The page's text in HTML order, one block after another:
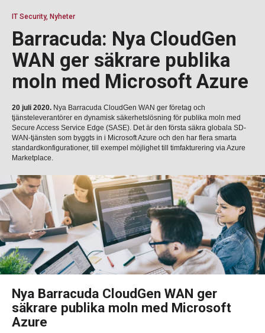
IT Security, Nyheter
Barracuda: Nya CloudGen
WAN ger säkrare publika
moln med Microsoft Azure
20 juli 2020. Nya Barracuda CloudGen WAN ger företag och
tjänsteleverantörer en dynamisk säkerhetslösning för publika moln med
Secure Access Service Edge (SASE). Det är den första säkra globala SD-
WAN-tjänsten som byggts in i Microsoft Azure och den har flera smarta
standardkonfigurationer, till exempel möjlighet till timfakturering via Azure
Marketplace.
Nya Barracuda CloudGen WAN ger
säkrare publika moln med Microsoft
Azure